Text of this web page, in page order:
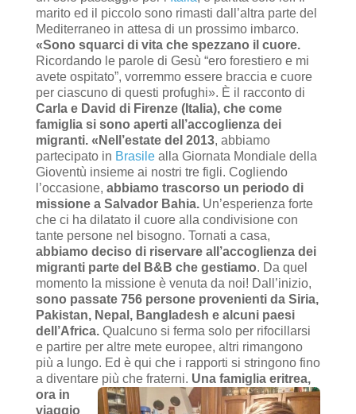
marito ed il piccolo sono rimasti dall’altra parte del
Mediterraneo in attesa di un prossimo imbarco.
«Sono squarci di vita che spezzano il cuore.
Ricordando le parole di Gesù “ero forestiero e mi
avete ospitato”, vorremmo essere braccia e cuore
per ciascuno di questi profughi». È il racconto di
Carla e David di Firenze (Italia), che come
famiglia si sono aperti all’accoglienza dei
migranti. «Nell’estate del 2013, abbiamo
partecipato in Brasilealla Giornata Mondiale della
Gioventù insieme ai nostri tre figli. Cogliendo
l’occasione, abbiamo trascorso un periodo di
missione a Salvador Bahia.Un’esperienza forte
che ci ha dilatato il cuore alla condivisione con
tante persone nel bisogno. Tornati a casa,
abbiamo deciso di riservare all’accoglienza dei
migranti parte del B&B che gestiamo. Da quel
momento la missione è venuta da noi! Dall’inizio,
sono passate 756 persone provenienti da Siria,
Pakistan, Nepal, Bangladesh e alcuni paesi
dell’Africa.Qualcuno si ferma solo per rifocillarsi
e partire per altre mete europee, altri rimangono
più a lungo. Ed è qui che i rapporti si stringono fino
a diventare più che fraterni. Una famiglia eritrea,
ora in
viaggio